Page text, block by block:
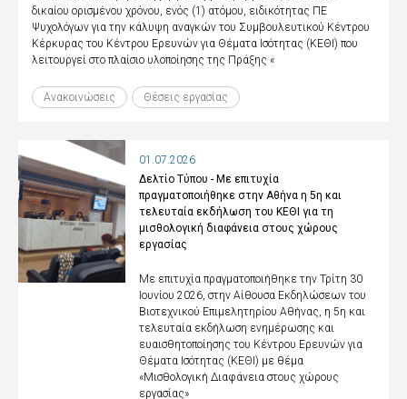
δικαίου ορισμένου χρόνου, ενός (1) ατόμου, ειδικότητας ΠΕ
Ψυχολόγων για την κάλυψη αναγκών του Συμβουλευτικού Κέντρου
Κέρκυρας του Κέντρου Ερευνών για Θέματα Ισότητας (ΚΕΘΙ) που
λειτουργεί στο πλαίσιο υλοποίησης της Πράξης «
Ανακοινώσεις Θέσεις εργασίας
01.07.2026
Δελτίο Τύπου - Με επιτυχία
πραγματοποιήθηκε στην Αθήνα η 5η και
τελευταία εκδήλωση του ΚΕΘΙ για τη
μισθολογική διαφάνεια στους χώρους
εργασίας
Με επιτυχία πραγματοποιήθηκε την Τρίτη 30
Ιουνίου 2026, στην Αίθουσα Εκδηλώσεων του
Βιοτεχνικού Επιμελητηρίου Αθήνας, η 5η και
τελευταία εκδήλωση ενημέρωσης και
ευαισθητοποίησης του Κέντρου Ερευνών για
Θέματα Ισότητας (ΚΕΘΙ) με θέμα
«Μισθολογική Διαφάνεια στους χώρους
εργασίας»